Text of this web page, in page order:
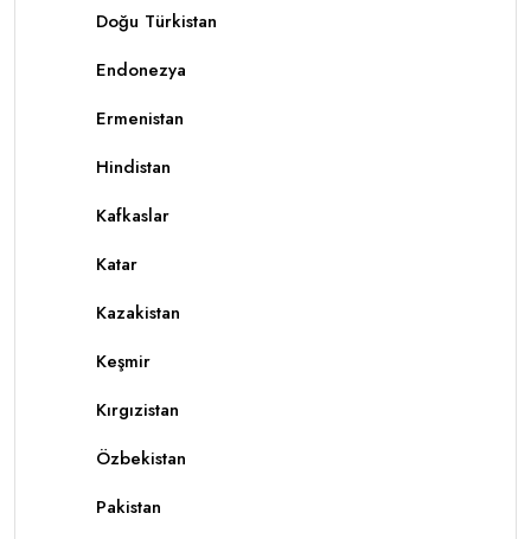
Doğu Türkistan
Endonezya
Ermenistan
Hindistan
Kafkaslar
Katar
Kazakistan
Keşmir
Kırgızistan
Özbekistan
Pakistan